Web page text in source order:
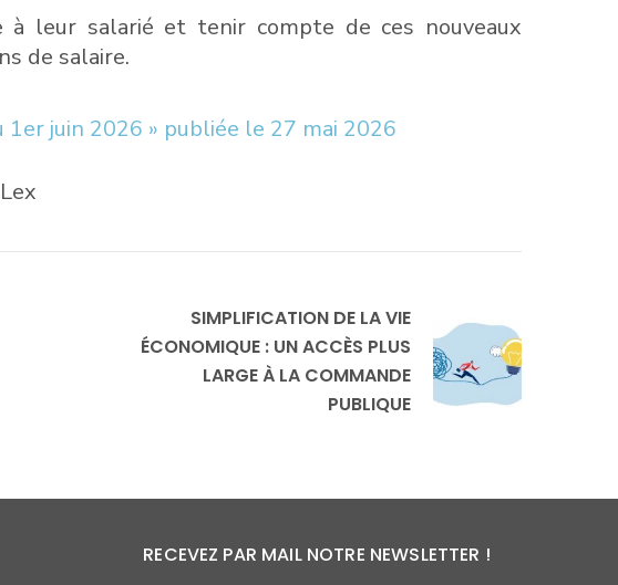
à leur salarié et tenir compte de ces nouveaux
de salaire.
juin 2026 » publiée le 27 mai 2026
SIMPLIFICATION DE LA VIE
ÉCONOMIQUE : UN ACCÈS PLUS
LARGE À LA COMMANDE
PUBLIQUE
RECEVEZ PAR MAIL NOTRE NEWSLETTER !